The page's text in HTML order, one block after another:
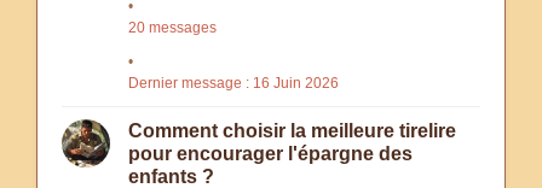
20 messages
Dernier message : 16 Juin 2026
Comment choisir la meilleure tirelire
pour encourager l'épargne des
enfants ?